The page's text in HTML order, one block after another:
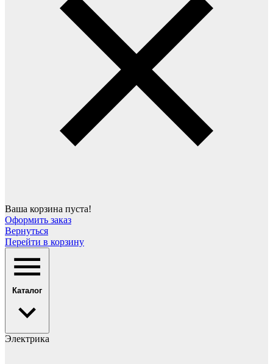
Ваша корзина пуста!
Оформить заказ
Вернуться
Перейти в корзину
Каталог
Электрика